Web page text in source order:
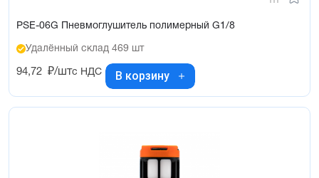
PSE-06G Пневмоглушитель полимерный G1/8
Удалённый склад 469 шт
94,72 ₽/штс НДС В корзину